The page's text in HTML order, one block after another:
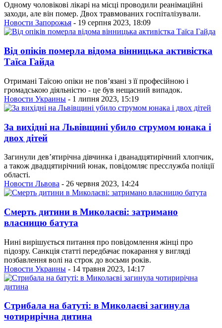
Одному чоловікові лікарі на місці проводили реанімаційні
заходи, але він помер. Двох травмованих госпіталізували.
Новости Запорожья - 19 серпня 2023, 18:09
Від опіків померла відома вінницька активістка
Таїса Гайда
Отримані Таїсою опіки не пов’язані з її професійною і
громадською діяльністю - це був нещасний випадок.
Новости Украины - 1 липня 2023, 15:19
За вихідні на Львівщині убило струмом юнака і
двох дітей
Загинули дев’ятирічна дівчинка і дванадцятирічний хлопчик,
а також двадцятирічний юнак, повідомляє пресслужба поліції
області.
Новости Львова - 26 червня 2023, 14:24
Смерть дитини в Миколаєві: затримано
власницю батута
Нині вирішується питання про повідомлення жінці про
підозру. Санкція статті передбачає покарання у вигляді
позбавлення волі на строк до восьми років.
Новости Украины - 14 травня 2023, 14:17
Стрибала на батуті: в Миколаєві загинула
чотирирічна дитина